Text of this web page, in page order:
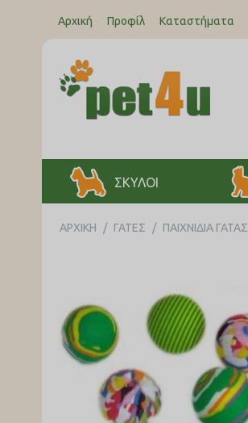
Αρχική Προφίλ Καταστήματα
ΣΚΥΛΟΙ
ΑΡΧΙΚΉ / ΓΑΤΕΣ / ΠΑΙΧΝΙΔΙΑ ΓΑΤΑΣ